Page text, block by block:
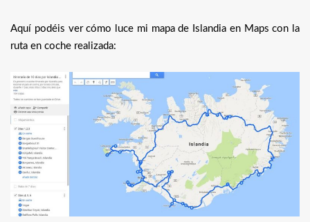
Aquí podéis ver cómo luce mi mapa de Islandia en Maps con la
ruta en coche realizada: